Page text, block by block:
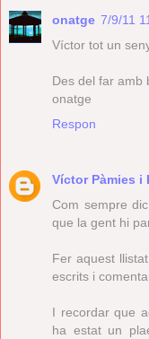
onatge 7/9/11
Víctor tot un
Des del far amb
onatge
Respon
Víctor Pàmies i
Com sempre
que la gent hi
Fer aquest
escrits i
I recordar que
ha estat un